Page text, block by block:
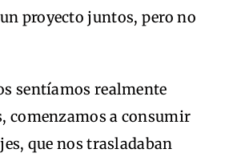
proyecto juntos, pero no
sentíamos realmente
comenzamos a consumir
que nos trasladaban